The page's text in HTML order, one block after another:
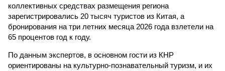
коллективных средствах размещения региона
зарегистрировались 20 тысяч туристов из Китая, а
бронирования на три летних месяца 2026 года взлетели на
65 процентов год к году.
По данным экспертов, в основном гости из КНР
ориентированы на культурно-познавательный туризм, и их